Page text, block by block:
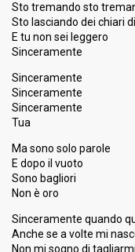
Sto tremando sto
Sto lasciando dei chiari
E tu non sei leggero
Sinceramente
Sinceramente
Sinceramente
Sinceramente
Tua
Ma sono solo parole
E dopo il vuoto
Sono bagliori
Non è oro
Sinceramente quando
Anche se a volte mi
Non mi sogno di